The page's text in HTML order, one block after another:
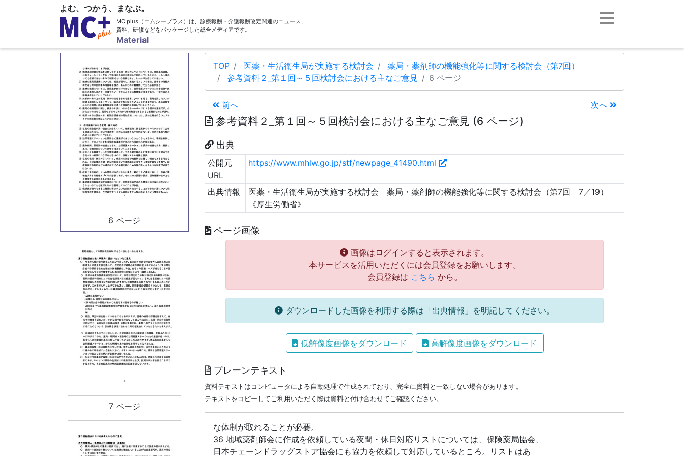
よむ、つかう、まなぶ。
MC plus（エムシープラス）は、診療報酬・介護報酬改定関連のニュース、
資料、研修などをパッケージした総合メディアです。
Material
5 ページ
6 ページ
7 ページ
TOP 医薬・生活衛生局が実施する検討会
薬局・薬剤師の機能強化等に関する検討会（第7回）
参考資料２_第１回～５回検討会における主なご意見
6 ページ
前へ 次へ
参考資料２_第１回～５回検討会における主なご意見 (6 ページ)
出典
公開元
URL
https://www.mhlw.go.jp/stf/newpage_41490.html
出典情報
医薬・生活衛生局が実施する検討会 薬局・薬剤師の機能強化等に関する検討会（第7回 7／19）
《厚生労働省》
ページ画像
画像はログインすると表示されます。
本サービスを活用いただくには会員登録をお願いします。
会員登録は こちら から。
ダウンロードした画像を利用する際は「出典情報」を明記してください。
低解像度画像をダウンロード 高解像度画像をダウンロード
プレーンテキスト
資料テキストはコンピュータによる自動処理で生成されており、完全に資料と一致しない場合があります。
テキストをコピーしてご利用いただく際は資料と付け合わせてご確認ください。
な体制が取れることが必要。
36 地域薬剤師会に作成を依頼している夜間・休日対応リストについては、保険薬局協会、
日本チェーンドラッグストア協会にも協力を依頼して対応しているところ。リストはあ